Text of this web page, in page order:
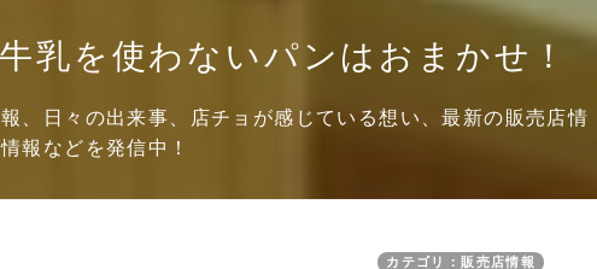
乳を使わないパンはおまかせ！
、日々の出来事、店チョが感じている想い、最新の販売店情
報などを発信中！
カテゴリ：販売店情報